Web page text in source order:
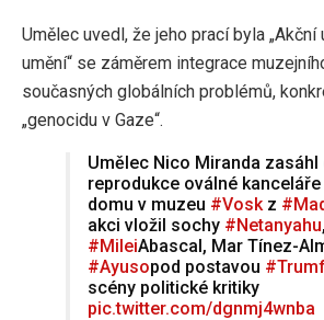
Umělec uvedl, že jeho prací byla
umění“ se záměrem integrace
současných globálních problémů,
„genocidu v Gaze“.
Umělec Nico Miranda zasáhl
reprodukce oválné kanceláře
domu v muzeu #Vosk z
akci vložil sochy #Netanyahu,
#MileiAbascal, Mar Tínez-
#Ayusopod postavou #Trumf
scény politické kritiky
pic.twitter.com/dgnmj4wnba